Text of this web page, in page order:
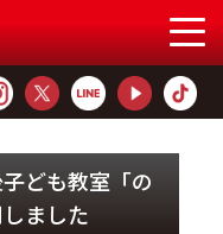
ども教室「の
ました